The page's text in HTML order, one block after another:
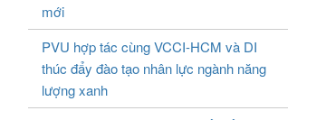
mới
PVU hợp tác cùng VCCI-HCM và DI
thúc đẩy đào tạo nhân lực ngành năng
lượng xanh